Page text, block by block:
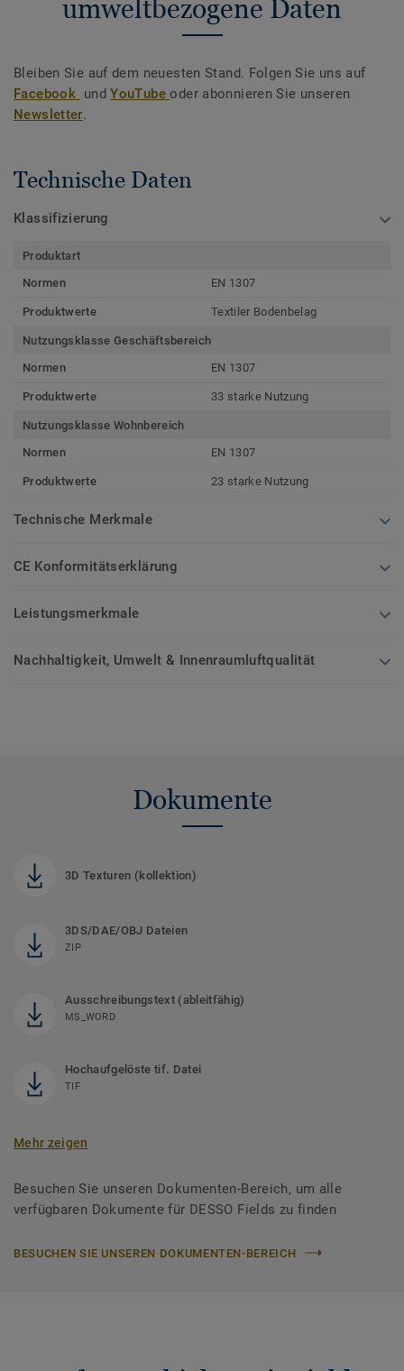
umweltbezogene Daten
Bleiben Sie auf dem neuesten Stand. Folgen Sie uns auf
Facebook undYouTubeoder abonnieren Sie unseren
Newsletter.
Technische Daten
Klassifizierung
Produktart
Normen
EN 1307
Produktwerte Textiler Bodenbelag
Nutzungsklasse Geschäftsbereich
Normen
EN 1307
Produktwerte 33 starke Nutzung
Nutzungsklasse Wohnbereich
Normen
EN 1307
Produktwerte 23 starke Nutzung
Technische Merkmale
CE Konformitätserklärung
Leistungsmerkmale
Nachhaltigkeit, Umwelt & Innenraumluftqualität
Dokumente
3D Texturen (kollektion)
3DS/DAE/OBJ Dateien
ZIP
Ausschreibungstext (ableitfähig)
MS_WORD
Hochaufgelöste tif. Datei
TIF
Mehr zeigen
Besuchen Sie unseren Dokumenten-Bereich, um alle
verfügbaren Dokumente für DESSO Fields zu finden
BESUCHEN SIE UNSEREN DOKUMENTEN-BEREICH